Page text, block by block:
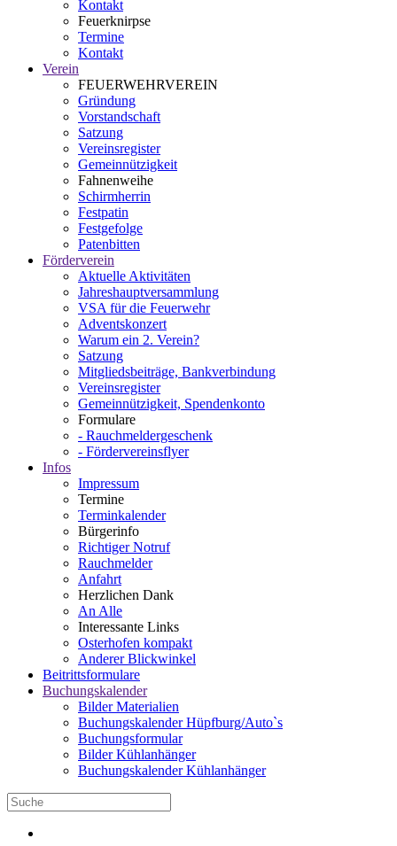
Kontakt
Feuerknirpse
Termine
Kontakt
Verein
FEUERWEHRVEREIN
Gründung
Vorstandschaft
Satzung
Vereinsregister
Gemeinnützigkeit
Fahnenweihe
Schirmherrin
Festpatin
Festgefolge
Patenbitten
Förderverein
Aktuelle Aktivitäten
Jahreshauptversammlung
VSA für die Feuerwehr
Adventskonzert
Warum ein 2. Verein?
Satzung
Mitgliedsbeiträge, Bankverbindung
Vereinsregister
Gemeinnützigkeit, Spendenkonto
Formulare
- Rauchmeldergeschenk
- Fördervereinsflyer
Infos
Impressum
Termine
Terminkalender
Bürgerinfo
Richtiger Notruf
Rauchmelder
Anfahrt
Herzlichen Dank
An Alle
Interessante Links
Osterhofen kompakt
Anderer Blickwinkel
Beitrittsformulare
Buchungskalender
Bilder Materialien
Buchungskalender Hüpfburg/Auto`s
Buchungsformular
Bilder Kühlanhänger
Buchungskalender Kühlanhänger